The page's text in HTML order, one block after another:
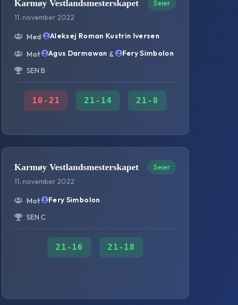
Karmøy Vestlandsmesterskapet
11. november 2022
Seier
Med
Aleksej Roman Kustrin Iversen
Mot
Agus Darmawan &
Fery Simbolon
SEN B
10 - 21 21 - 14 21 - 8
Karmøy Vestlandsmesterskapet
11. november 2022
Seier
Mot
Fery Simbolon
SEN C
21 -16 21 -18